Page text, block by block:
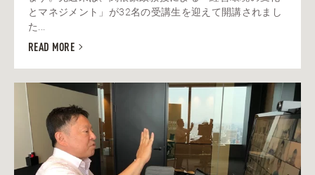
とマネジメント」が32名の受講生を迎えて開講されまし
た...
READ MORE